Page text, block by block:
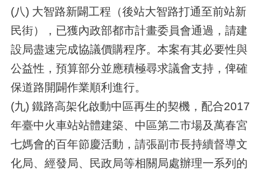
(八) 大智路新闢工程（後站大智路打通至前站新
民街），已獲內政部都市計畫委員會通過，請建
設局盡速完成協議價購程序。本案有其必要性與
公益性，預算部分並應積極尋求議會支持，俾確
保道路開闢作業順利進行。
(九) 鐵路高架化啟動中區再生的契機，配合2017
年臺中火車站站體建築、中區第二市場及萬春宮
七媽會的百年節慶活動，請張副市長持續督導文
化局、經發局、民政局等相關局處辦理一系列的